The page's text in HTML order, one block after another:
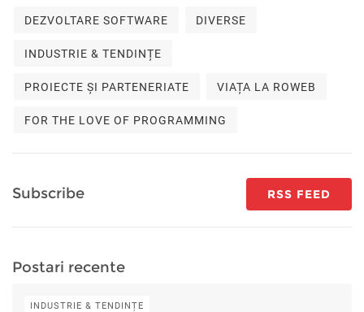
DEZVOLTARE SOFTWARE DIVERSE
INDUSTRIE & TENDINȚE
PROIECTE ȘI PARTENERIATE VIAȚA LA ROWEB
FOR THE LOVE OF PROGRAMMING
Subscribe RSS FEED
Postari recente
INDUSTRIE & TENDINȚE